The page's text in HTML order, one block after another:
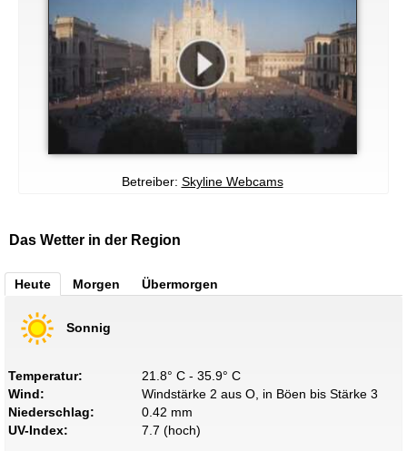
Betreiber: Skyline Webcams
Das Wetter in der Region
Heute Morgen Übermorgen
Sonnig
Temperatur:
21.8° C - 35.9° C
Wind:
Windstärke 2 aus O, in Böen bis Stärke 3
Niederschlag:
0.42 mm
UV-Index:
7.7 (hoch)